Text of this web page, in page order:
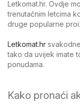
Letkomat.hr. Ovdje
trenutačnim letcima
druge popularne
Letkomat.hr
tako da uvijek imate
ponudama.
Kako pronaći